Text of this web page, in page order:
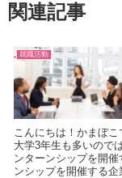
関連記事
就職活動
こんにちは！かまぼ
大学3年生も多いので
ンターンシップを開
ンシップを開催する企